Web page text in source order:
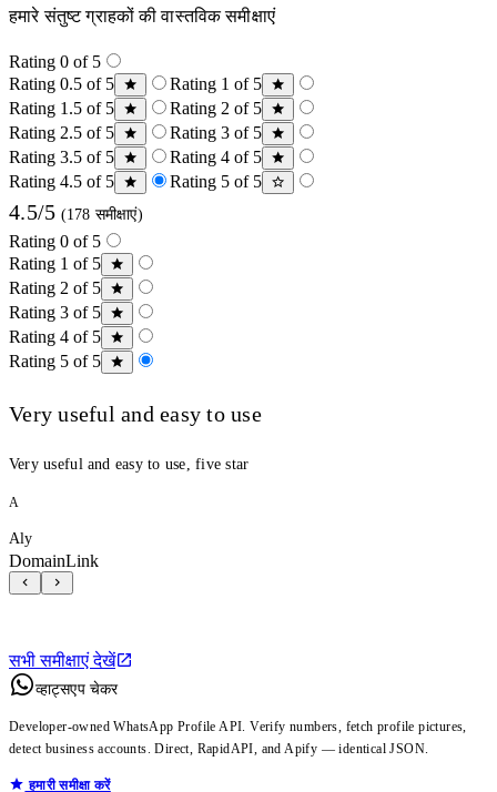
हमारे संतुष्ट ग्राहकों की वास्तविक समीक्षाएं
Rating 0 of 5
Rating 0.5 of 5
Rating 1 of 5
Rating 1.5 of 5
Rating 2 of 5
Rating 2.5 of 5
Rating 3 of 5
Rating 3.5 of 5
Rating 4 of 5
Rating 4.5 of 5
Rating 5 of 5
4.5/5 (178 समीक्षाएं)
Rating 0 of 5
Rating 1 of 5
Rating 2 of 5
Rating 3 of 5
Rating 4 of 5
Rating 5 of 5
Very useful and easy to use
Very useful and easy to use, five star
A
Aly
DomainLink
सभी समीक्षाएं देखें
व्हाट्सएप चेकर
Developer-owned WhatsApp Profile API. Verify numbers, fetch profile pictures,
detect business accounts. Direct, RapidAPI, and Apify — identical JSON.
हमारी समीक्षा करें